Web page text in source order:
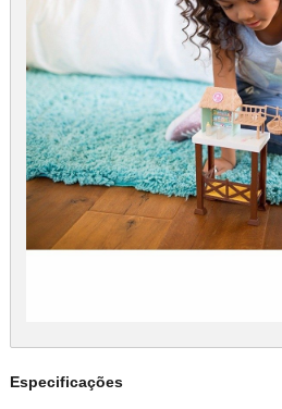
Especificações